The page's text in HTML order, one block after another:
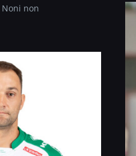
non